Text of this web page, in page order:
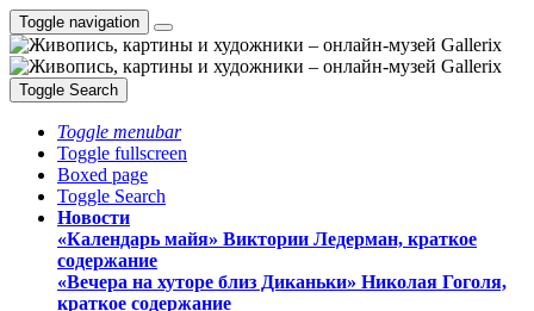
Toggle navigation
Toggle Search
Toggle menubar
Toggle fullscreen
Boxed page
Toggle Search
Новости
«Календарь майя» Виктории Ледерман, краткое
содержание
«Вечера на хуторе близ Диканьки» Николая Гоголя,
краткое содержание